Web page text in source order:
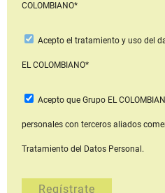
COLOMBIANO*
Acepto el tratamiento y uso del
EL COLOMBIANO*
Acepto que Grupo EL
personales con terceros aliados
Tratamiento del Datos Personal.